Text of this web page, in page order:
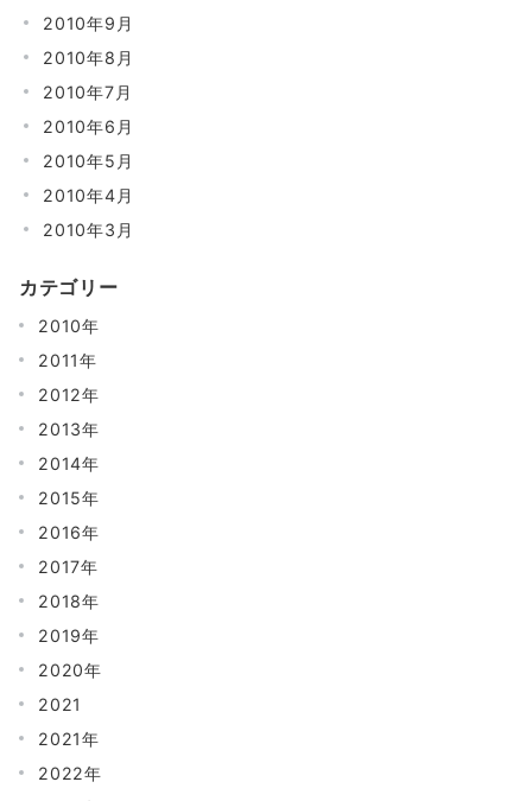
2010年9月
2010年8月
2010年7月
2010年6月
2010年5月
2010年4月
2010年3月
カテゴリー
2010年
2011年
2012年
2013年
2014年
2015年
2016年
2017年
2018年
2019年
2020年
2021
2021年
2022年